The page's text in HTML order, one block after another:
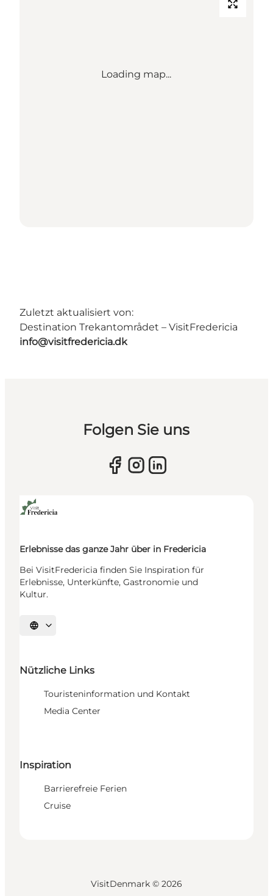
Loading map...
Zuletzt aktualisiert von:
Destination Trekantområdet – VisitFredericia
info@visitfredericia.dk
Folgen Sie uns
Erlebnisse das ganze Jahr über in Fredericia
Bei VisitFredericia finden Sie Inspiration für
Erlebnisse, Unterkünfte, Gastronomie und
Kultur.
Sprache auswählen
Nützliche Links
Touristeninformation und Kontakt
Media Center
Inspiration
Barrierefreie Ferien
Cruise
VisitDenmark © 2026